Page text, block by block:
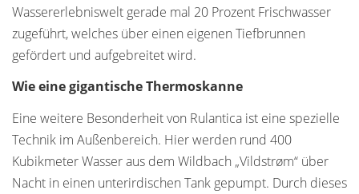
Wassererlebniswelt gerade mal 20 Prozent Frischwasser
zugeführt, welches über einen eigenen Tiefbrunnen
gefördert und aufgebreitet wird.
Wie eine gigantische Thermoskanne
Eine weitere Besonderheit von Rulantica ist eine spezielle
Technik im Außenbereich. Hier werden rund 400
Kubikmeter Wasser aus dem Wildbach „Vildstrøm“ über
Nacht in einen unterirdischen Tank gepumpt. Durch dieses